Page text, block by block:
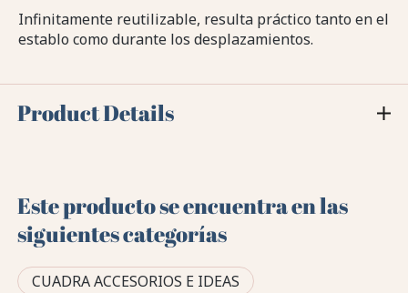
Infinitamente reutilizable, resulta práctico tanto en el
establo como durante los desplazamientos.
Product Details
Este producto se encuentra en las
siguientes categorías
CUADRA ACCESORIOS E IDEAS